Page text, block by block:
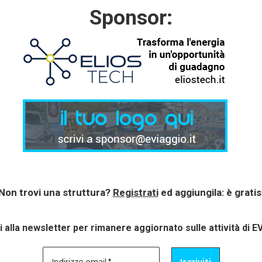
Sponsor:
trovi una struttura? Registratied aggiungila: è
alla newsletter per rimanere aggiornato sulle attività di